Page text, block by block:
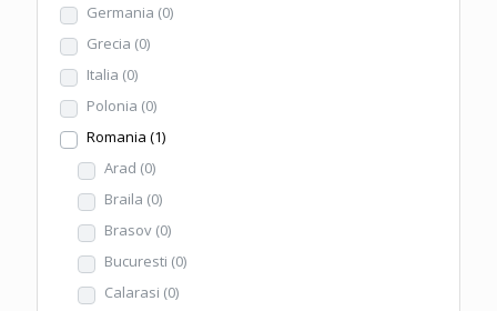
Germania (0)
Grecia (0)
Italia (0)
Polonia (0)
Romania (1)
Arad (0)
Braila (0)
Brasov (0)
Bucuresti (0)
Calarasi (0)